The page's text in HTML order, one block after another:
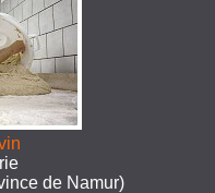
de Namur)